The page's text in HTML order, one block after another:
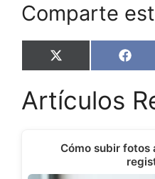
Comparte
Share
on
X
(
w
i
e
Share
on
F
a
e
b
k
Artículos
Cómo subir fotos